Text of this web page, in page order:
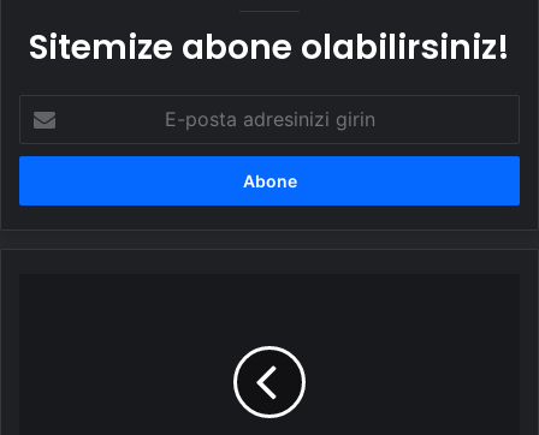
Sitemize abone olabilirsiniz!
posta
adresinizi